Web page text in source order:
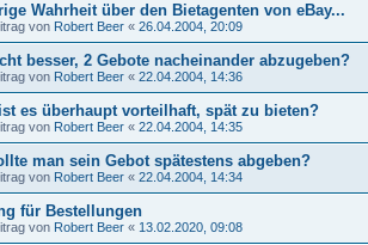
Wahrheit über den Bietagenten von eBay...
von Robert Beer « 26.04.2004, 20:09
besser, 2 Gebote nacheinander abzugeben?
von Robert Beer « 22.04.2004, 14:36
es überhaupt vorteilhaft, spät zu bieten?
von Robert Beer « 22.04.2004, 14:35
man sein Gebot spätestens abgeben?
von Robert Beer « 22.04.2004, 14:34
für Bestellungen
von Robert Beer « 13.02.2020, 09:08